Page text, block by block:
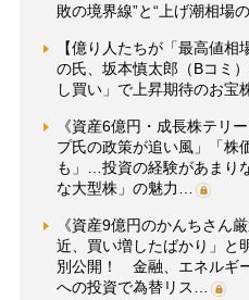
敗の境界線”と“上げ潮相場
【億り人たちが「最高値
の氏、坂本慎太郎（Bコミ
し買い」で上昇期待のお宝
《資産6億円・成長株テリ
プ氏の政策が追い風」「株
も」…投資の経験があまり
な大型株」の魅力…
《資産9億円のかんちさん
近、買い増したばかり」と
別公開！ 金融、エネルギ
への投資で為替リス…